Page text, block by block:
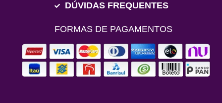
DÚVIDAS FREQUENTES
FORMAS DE PAGAMENTOS